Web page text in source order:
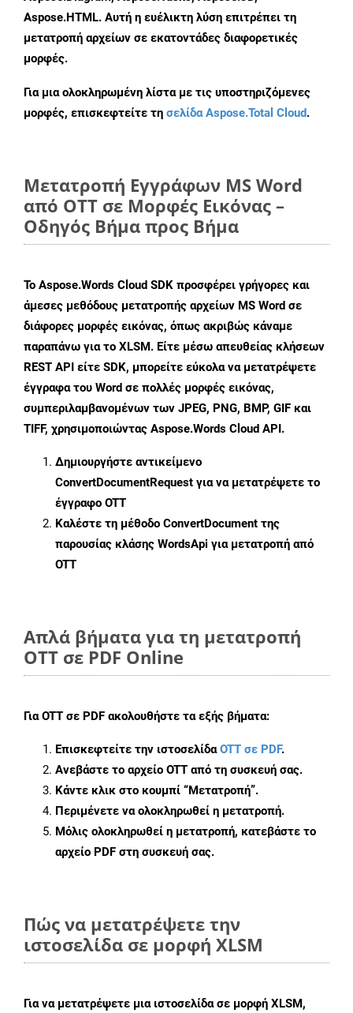
Aspose.HTML. Αυτή η ευέλικτη λύση επιτρέπει τη
μετατροπή αρχείων σε εκατοντάδες διαφορετικές
μορφές.
Για μια ολοκληρωμένη λίστα με τις υποστηριζόμενες
μορφές, επισκεφτείτε τη σελίδα Aspose.Total Cloud.
Μετατροπή Εγγράφων MS Word
από OTT σε Μορφές Εικόνας –
Οδηγός Βήμα προς Βήμα
Το Aspose.Words Cloud SDK προσφέρει γρήγορες και
άμεσες μεθόδους μετατροπής αρχείων MS Word σε
διάφορες μορφές εικόνας, όπως ακριβώς κάναμε
παραπάνω για το XLSM. Είτε μέσω απευθείας κλήσεων
REST API είτε SDK, μπορείτε εύκολα να μετατρέψετε
έγγραφα του Word σε πολλές μορφές εικόνας,
συμπεριλαμβανομένων των JPEG, PNG, BMP, GIF και
TIFF, χρησιμοποιώντας Aspose.Words Cloud API.
Δημιουργήστε αντικείμενο
ConvertDocumentRequest για να μετατρέψετε το
έγγραφο OTT
Καλέστε τη μέθοδο ConvertDocument της
παρουσίας κλάσης WordsApi για μετατροπή από
OTT
Απλά βήματα για τη μετατροπή
OTT σε PDF Online
ΓιαOTT σε PDF ακολουθήστε τα εξής βήματα:
Επισκεφτείτε την ιστοσελίδαOTT σε PDF.
Ανεβάστε το αρχείο OTT από τη συσκευή σας.
Κάντε κλικ στο κουμπί “Μετατροπή”.
Περιμένετε να ολοκληρωθεί η μετατροπή.
Μόλις ολοκληρωθεί η μετατροπή, κατεβάστε το
αρχείο PDF στη συσκευή σας.
Πώς να μετατρέψετε την
ιστοσελίδα σε μορφή XLSM
Για να μετατρέψετε μια ιστοσελίδα σε μορφή XLSM,